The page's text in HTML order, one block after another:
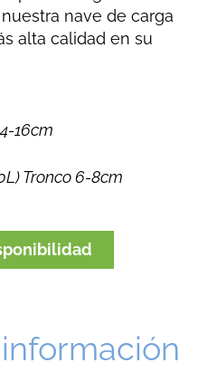
nave de carga
alta calidad en su
16cm
Tronco 6-8cm